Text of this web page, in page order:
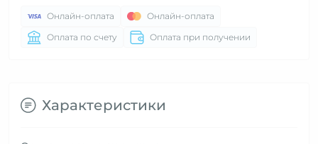
Онлайн-оплата
Онлайн-оплата
Оплата по счету
Оплата при получении
Характеристики